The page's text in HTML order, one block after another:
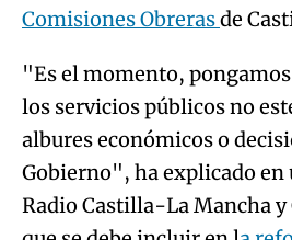
Comisiones Obrerasde
"Es el momento,
los servicios públicos no
albures económicos o
Gobierno", ha explicado en
Radio Castilla-La Mancha y